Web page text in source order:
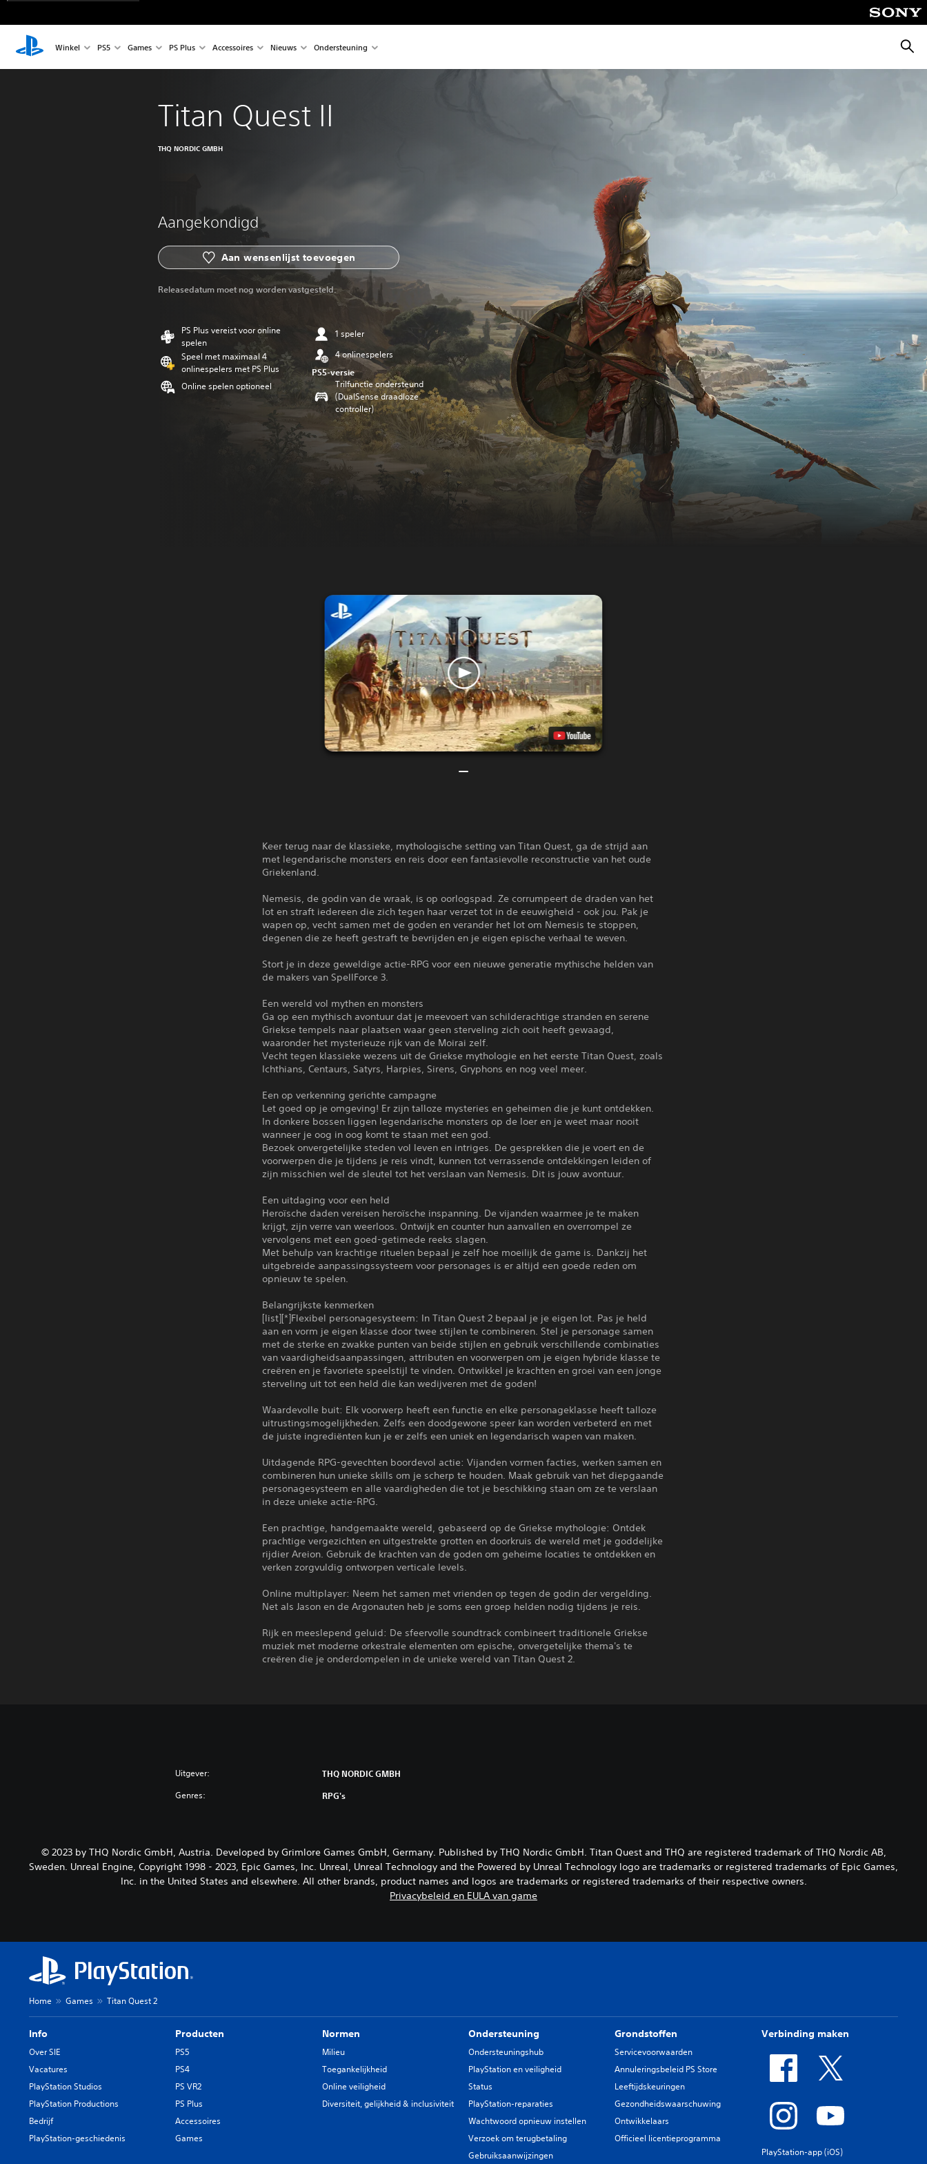
Winkel PS5 Games PS Plus Accessoires Nieuws Ondersteuning
Titan Quest II
THQ NORDIC GMBH
Aangekondigd
Aan wensenlijst toevoegen
Releasedatum moet nog worden vastgesteld.
PS Plus vereist voor online
spelen
Speel met maximaal 4
onlinespelers met PS Plus
Online spelen optioneel
1 speler
4 onlinespelers
PS5-versie
Trilfunctie ondersteund
(DualSense draadloze
controller)
Keer terug naar de klassieke, mythologische setting van Titan Quest, ga de strijd aan
met legendarische monsters en reis door een fantasievolle reconstructie van het oude
Griekenland.
Nemesis, de godin van de wraak, is op oorlogspad. Ze corrumpeert de draden van het
lot en straft iedereen die zich tegen haar verzet tot in de eeuwigheid - ook jou. Pak je
wapen op, vecht samen met de goden en verander het lot om Nemesis te stoppen,
degenen die ze heeft gestraft te bevrijden en je eigen epische verhaal te weven.
Stort je in deze geweldige actie-RPG voor een nieuwe generatie mythische helden van
de makers van SpellForce 3.
Een wereld vol mythen en monsters
Ga op een mythisch avontuur dat je meevoert van schilderachtige stranden en serene
Griekse tempels naar plaatsen waar geen sterveling zich ooit heeft gewaagd,
waaronder het mysterieuze rijk van de Moirai zelf.
Vecht tegen klassieke wezens uit de Griekse mythologie en het eerste Titan Quest, zoals
Ichthians, Centaurs, Satyrs, Harpies, Sirens, Gryphons en nog veel meer.
Een op verkenning gerichte campagne
Let goed op je omgeving! Er zijn talloze mysteries en geheimen die je kunt ontdekken.
In donkere bossen liggen legendarische monsters op de loer en je weet maar nooit
wanneer je oog in oog komt te staan met een god.
Bezoek onvergetelijke steden vol leven en intriges. De gesprekken die je voert en de
voorwerpen die je tijdens je reis vindt, kunnen tot verrassende ontdekkingen leiden of
zijn misschien wel de sleutel tot het verslaan van Nemesis. Dit is jouw avontuur.
Een uitdaging voor een held
Heroïsche daden vereisen heroïsche inspanning. De vijanden waarmee je te maken
krijgt, zijn verre van weerloos. Ontwijk en counter hun aanvallen en overrompel ze
vervolgens met een goed-getimede reeks slagen.
Met behulp van krachtige rituelen bepaal je zelf hoe moeilijk de game is. Dankzij het
uitgebreide aanpassingssysteem voor personages is er altijd een goede reden om
opnieuw te spelen.
Belangrijkste kenmerken
[list][*]Flexibel personagesysteem: In Titan Quest 2 bepaal je je eigen lot. Pas je held
aan en vorm je eigen klasse door twee stijlen te combineren. Stel je personage samen
met de sterke en zwakke punten van beide stijlen en gebruik verschillende combinaties
van vaardigheidsaanpassingen, attributen en voorwerpen om je eigen hybride klasse te
creëren en je favoriete speelstijl te vinden. Ontwikkel je krachten en groei van een jonge
sterveling uit tot een held die kan wedijveren met de goden!
Waardevolle buit: Elk voorwerp heeft een functie en elke personageklasse heeft talloze
uitrustingsmogelijkheden. Zelfs een doodgewone speer kan worden verbeterd en met
de juiste ingrediënten kun je er zelfs een uniek en legendarisch wapen van maken.
Uitdagende RPG-gevechten boordevol actie: Vijanden vormen facties, werken samen en
combineren hun unieke skills om je scherp te houden. Maak gebruik van het diepgaande
personagesysteem en alle vaardigheden die tot je beschikking staan om ze te verslaan
in deze unieke actie-RPG.
Een prachtige, handgemaakte wereld, gebaseerd op de Griekse mythologie: Ontdek
prachtige vergezichten en uitgestrekte grotten en doorkruis de wereld met je goddelijke
rijdier Areion. Gebruik de krachten van de goden om geheime locaties te ontdekken en
verken zorgvuldig ontworpen verticale levels.
Online multiplayer: Neem het samen met vrienden op tegen de godin der vergelding.
Net als Jason en de Argonauten heb je soms een groep helden nodig tijdens je reis.
Rijk en meeslepend geluid: De sfeervolle soundtrack combineert traditionele Griekse
muziek met moderne orkestrale elementen om epische, onvergetelijke thema's te
creëren die je onderdompelen in de unieke wereld van Titan Quest 2.
Uitgever: THQ NORDIC GMBH
Genres: RPG's
© 2023 by THQ Nordic GmbH, Austria. Developed by Grimlore Games GmbH, Germany. Published by THQ Nordic GmbH. Titan Quest and THQ are registered trademark of THQ Nordic AB,
Sweden. Unreal Engine, Copyright 1998 - 2023, Epic Games, Inc. Unreal, Unreal Technology and the Powered by Unreal Technology logo are trademarks or registered trademarks of Epic Games,
Inc. in the United States and elsewhere. All other brands, product names and logos are trademarks or registered trademarks of their respective owners.
Privacybeleid en EULA van game
Home Games Titan Quest 2
Info
Over SIE
Vacatures
PlayStation Studios
PlayStation Productions
Bedrijf
PlayStation-geschiedenis
Producten
PS5
PS4
PS VR2
PS Plus
Accessoires
Games
Normen
Milieu
Toegankelijkheid
Online veiligheid
Diversiteit, gelijkheid & inclusiviteit
Ondersteuning
Ondersteuningshub
PlayStation en veiligheid
Status
PlayStation-reparaties
Wachtwoord opnieuw instellen
Verzoek om terugbetaling
Gebruiksaanwijzingen
Grondstoffen
Servicevoorwaarden
Annuleringsbeleid PS Store
Leeftijdskeuringen
Gezondheidswaarschuwing
Ontwikkelaars
Officieel licentieprogramma
Verbinding maken
PlayStation-app (iOS)